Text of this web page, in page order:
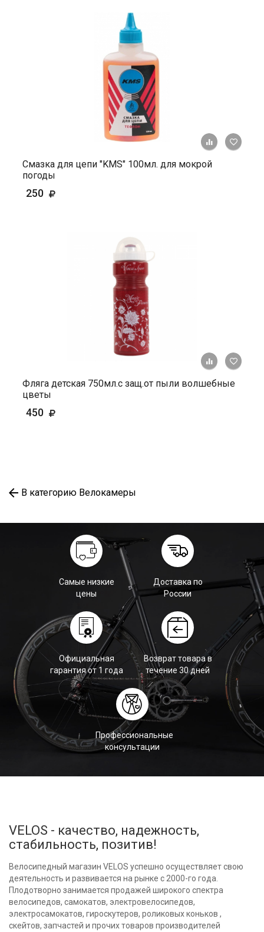
+ К
Смазка для цепи "KMS" 100мл. для мокрой
погоды
250
+ К
Фляга детская 750мл.с защ.от пыли волшебные
цветы
450
В категорию Велокамеры
Самые низкие
цены
Доставка по
России
Официальная
гарантия от 1 года
Возврат товара в
течение 30 дней
Профессиональные
консультации
VELOS - качество, надежность,
стабильность, позитив!
Велосипедный магазин VELOS успешно осуществляет свою
деятельность и развивается на рынке с 2000-го года.
Плодотворно занимается продажей широкого спектра
велосипедов, самокатов, электровелосипедов,
электросамокатов, гироскутеров, роликовых коньков ,
скейтов, запчастей и прочих товаров производителей